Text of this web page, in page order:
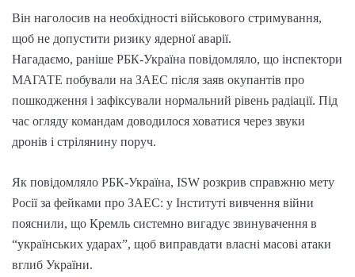
Він наголосив на необхідності військового стримування,
щоб не допустити ризику ядерної аварії.
Нагадаємо, раніше РБК-Україна повідомляло, що інспектори
МАГАТЕ побували на ЗАЕС після заяв окупантів про
пошкодження і зафіксували нормальний рівень радіації. Під
час огляду командам доводилося ховатися через звуки
дронів і стрілянину поруч.
Як повідомляло РБК-Україна, ISW розкрив справжню мету
Росії за фейками про ЗАЕС: у Інституті вивчення війни
пояснили, що Кремль системно вигадує звинувачення в
“українських ударах”, щоб виправдати власні масові атаки
вглиб України.